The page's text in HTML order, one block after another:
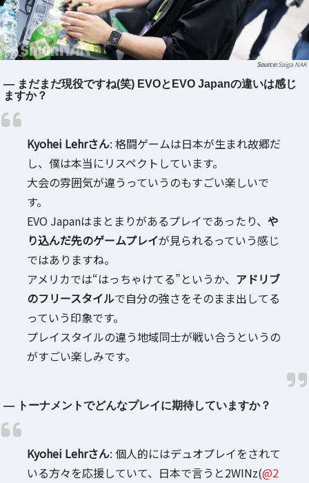
Saiga NAK
― まだまだ現役ですね(笑) EVOとEVO Japanの違いは感じ
ますか？
Kyohei Lehrさん: 格闘ゲームは日本が生まれ故郷だ
し、僕は本当にリスペクトしています。
大会の雰囲気が違うっていうのもすごい楽しいで
す。
EVO Japanはまとまりがあるプレイであったり、 や
り込んだ先のゲームプレイが見られるっていう感じ
ではありますね。
アメリカでは“はっちゃけてる”というか、 アドリブ
のフリースタイルで自分の強さをそのまま出してる
っていう印象です。
プレイスタイルの違う地域同士が戦い合うというの
がすごい楽しみです。
― トーナメントでどんなプレイに期待していますか？
Kyohei Lehrさん: 個人的にはデュオプレイをされて
いる方々を応援していて、日本で言うと2WINz(@2